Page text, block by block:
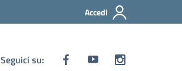
Accedi
Seguici su: